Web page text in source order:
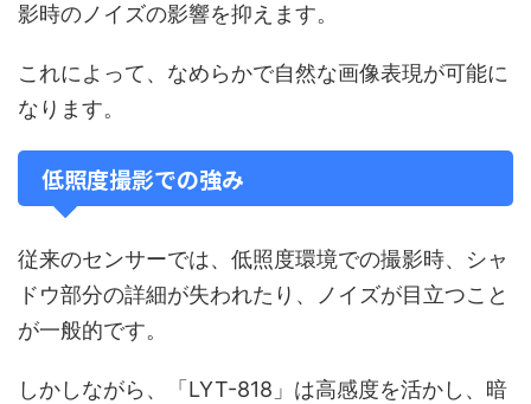
影時のノイズの影響を抑えます。
これによって、なめらかで自然な画像表現が可能に
なります。
低照度撮影での強み
従来のセンサーでは、低照度環境での撮影時、シャ
ドウ部分の詳細が失われたり、ノイズが目立つこと
が一般的です。
しかしながら、「LYT-818」は高感度を活かし、暗